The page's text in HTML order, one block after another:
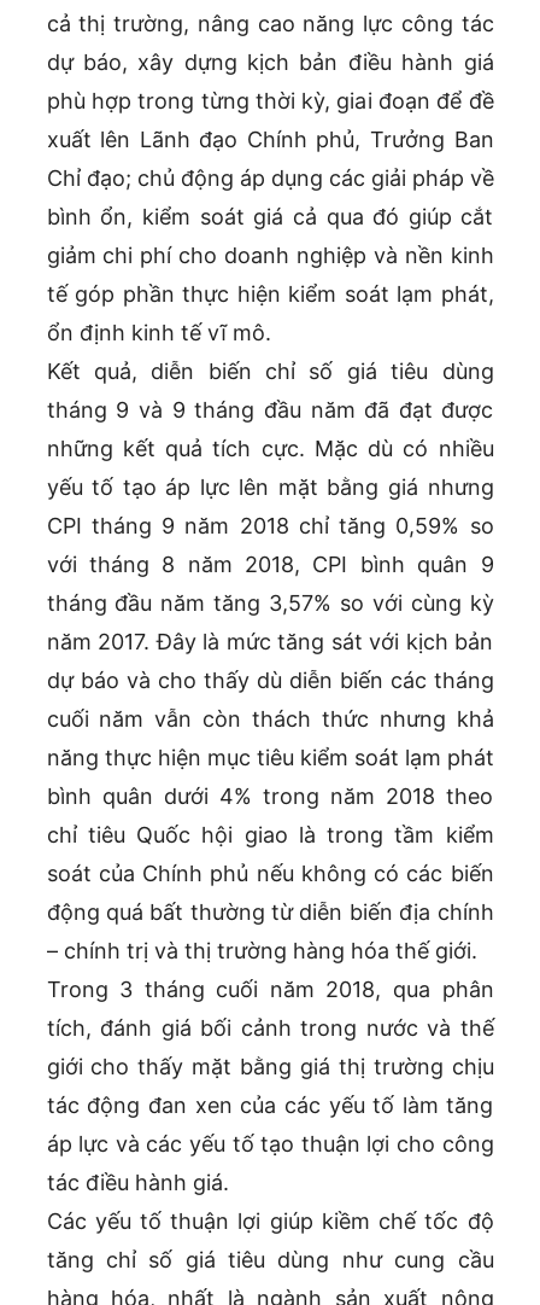
cả thị trường, nâng cao năng lực công tác
dự báo, xây dựng kịch bản điều hành giá
phù hợp trong từng thời kỳ, giai đoạn để đề
xuất lên Lãnh đạo Chính phủ, Trưởng Ban
Chỉ đạo; chủ động áp dụng các giải pháp về
bình ổn, kiểm soát giá cả qua đó giúp cắt
giảm chi phí cho doanh nghiệp và nền kinh
tế góp phần thực hiện kiểm soát lạm phát,
ổn định kinh tế vĩ mô.
Kết quả, diễn biến chỉ số giá tiêu dùng
tháng 9 và 9 tháng đầu năm đã đạt được
những kết quả tích cực. Mặc dù có nhiều
yếu tố tạo áp lực lên mặt bằng giá nhưng
CPI tháng 9 năm 2018 chỉ tăng 0,59% so
với tháng 8 năm 2018, CPI bình quân 9
tháng đầu năm tăng 3,57% so với cùng kỳ
năm 2017. Đây là mức tăng sát với kịch bản
dự báo và cho thấy dù diễn biến các tháng
cuối năm vẫn còn thách thức nhưng khả
năng thực hiện mục tiêu kiểm soát lạm phát
bình quân dưới 4% trong năm 2018 theo
chỉ tiêu Quốc hội giao là trong tầm kiểm
soát của Chính phủ nếu không có các biến
động quá bất thường từ diễn biến địa chính
– chính trị và thị trường hàng hóa thế giới.
Trong 3 tháng cuối năm 2018, qua phân
tích, đánh giá bối cảnh trong nước và thế
giới cho thấy mặt bằng giá thị trường chịu
tác động đan xen của các yếu tố làm tăng
áp lực và các yếu tố tạo thuận lợi cho công
tác điều hành giá.
Các yếu tố thuận lợi giúp kiềm chế tốc độ
tăng chỉ số giá tiêu dùng như cung cầu
hàng hóa, nhất là ngành sản xuất nông